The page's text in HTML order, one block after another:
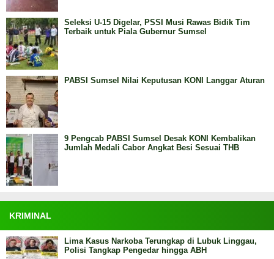
Seleksi U-15 Digelar, PSSI Musi Rawas Bidik Tim
Terbaik untuk Piala Gubernur Sumsel
PABSI Sumsel Nilai Keputusan KONI Langgar Aturan
9 Pengcab PABSI Sumsel Desak KONI Kembalikan
Jumlah Medali Cabor Angkat Besi Sesuai THB
KRIMINAL
Lima Kasus Narkoba Terungkap di Lubuk Linggau,
Polisi Tangkap Pengedar hingga ABH